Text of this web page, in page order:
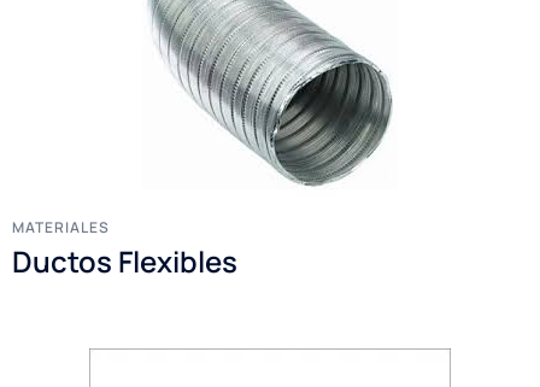
MATERIALES
Ductos Flexibles